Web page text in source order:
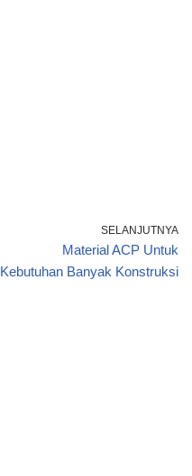
SELANJUTNYA
Material ACP Untuk
Kebutuhan Banyak Konstruksi